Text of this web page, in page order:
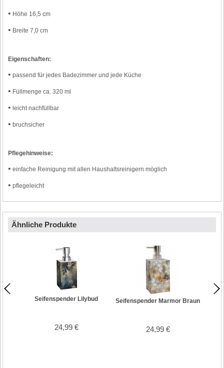
• Höhe 16,5 cm
• Breite 7,0 cm
Eigenschaften:
• passend für jedes Badezimmer und jede Küche
• Füllmenge ca. 320 ml
• leicht nachfüllbar
• bruchsicher
Pflegehinweise:
• einfache Reinigung mit allen Haushaltsreinigern möglich
• pflegeleicht
Ähnliche Produkte
Seifenspender Lilybud
24,99 €
Seifenspender Marmor Braun
24,99 €